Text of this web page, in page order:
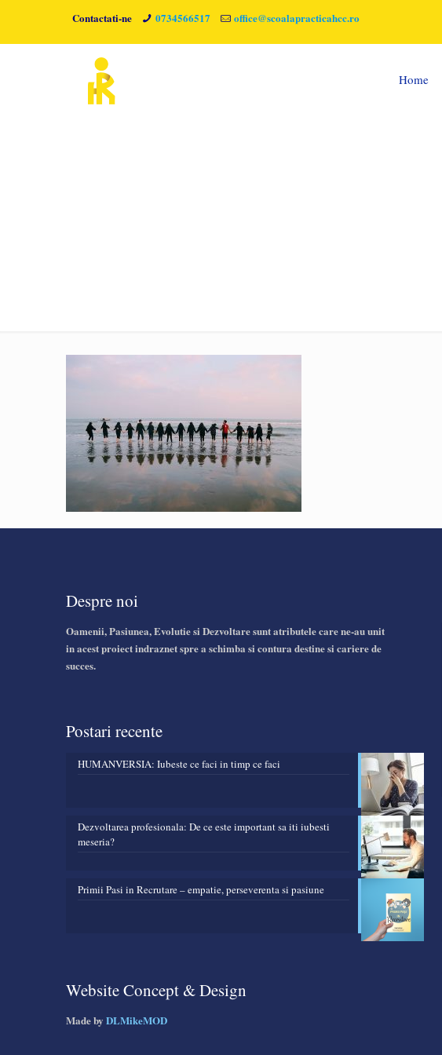
Contactati-ne 0734566517 office@scoalapracticahcc.ro
Home
Despre noi
Oamenii, Pasiunea, Evolutie si Dezvoltare sunt atributele care ne-au unit
in acest proiect indraznet spre a schimba si contura destine si cariere de
succes.
Postari recente
HUMANVERSIA: Iubeste ce faci in timp ce faci
Dezvoltarea profesionala: De ce este important sa iti iubesti
meseria?
Primii Pasi in Recrutare – empatie, perseverenta si pasiune
Website Concept & Design
Made by DLMikeMOD